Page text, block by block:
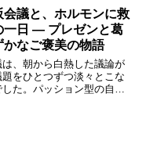
かにしてくれます。AIに
分の感性を信じて作る音
“自然”と響き合う音なのか
。
、焼肉「朱々」さんへ3人
定。前回、滋賀で開催し
のオーナーさんが用意し
いただいたんですが、そ
れられません。特にタ
でした。タレが本物な
厳選された間違いない逸
を大阪のお店で味わえる
会議と、ホルモンに救
一日 ― プレゼンと葛
かなご褒美の物語
、朝から白熱した議論が
をひとつずつ淡々とこな
た。パッション型の自分